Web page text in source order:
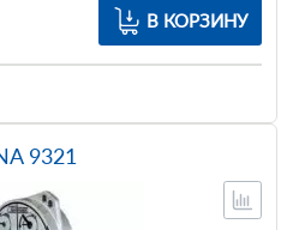
В КОРЗИНУ
9321